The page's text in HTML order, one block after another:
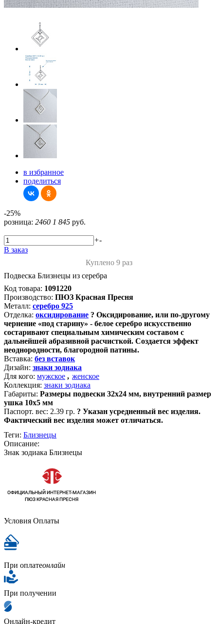
в избранное
поделиться
-25%
розница: 2460 1 845 руб.
+-
В заказ
Куплено 9 раз
Подвеска Близнецы из серебра
Код товара: 1091220
Производство: ПЮЗ Красная Пресня
Металл: серебро 925
Отделка: оксидирование ? Оксидирование, или по-другому
чернение «под старину» - белое серебро искусственно
состаривают специальным химическим составом с
дальнейшей абразивной расчисткой. Создается эффект
неоднородности, благородной патины.
Вставка: без вставок
Дизайн: знаки зодиака
Для кого: мужское , женское
Коллекция: знаки зодиака
Габариты: Размеры подвески 32х24 мм, внутренний размер
ушка 10х5 мм
Паспорт. вес: 2.39 гр. ? Указан усредненный вес изделия.
Фактический вес изделия может отличаться.
Теги: Близнецы
Описание:
Знак зодиака Близнецы
Условия Оплаты
При оплатеонлайн
При получении
Онлайн-кредит